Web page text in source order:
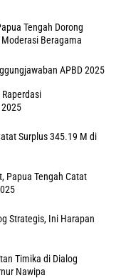
Tengah Dorong
Beragama
Raperdasi
Papua Tengah Catat
Timika di Dialog
Nawipa